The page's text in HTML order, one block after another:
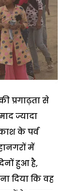
प्रगाढ़ता से
ज्यादा
के पर्व
में
हुआ है,
दिया कि वह